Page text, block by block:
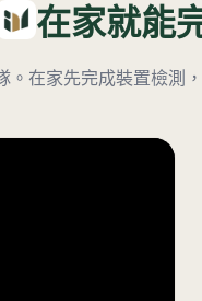
在家就能
。在家先完成裝置檢測